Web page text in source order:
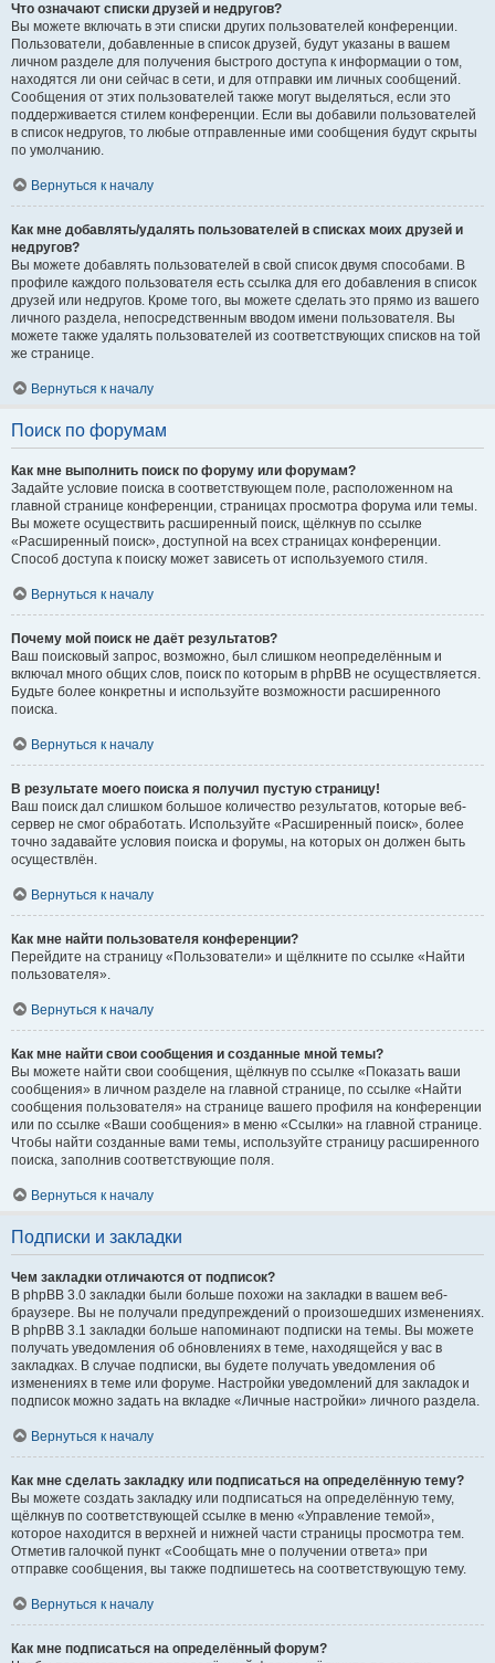
Что означают списки друзей и недругов?
Вы можете включать в эти списки других пользователей конференции.
Пользователи, добавленные в список друзей, будут указаны в вашем
личном разделе для получения быстрого доступа к информации о том,
находятся ли они сейчас в сети, и для отправки им личных сообщений.
Сообщения от этих пользователей также могут выделяться, если это
поддерживается стилем конференции. Если вы добавили пользователей
в список недругов, то любые отправленные ими сообщения будут скрыты
по умолчанию.
Вернуться к началу
Как мне добавлять/удалять пользователей в списках моих друзей и
недругов?
Вы можете добавлять пользователей в свой список двумя способами. В
профиле каждого пользователя есть ссылка для его добавления в список
друзей или недругов. Кроме того, вы можете сделать это прямо из вашего
личного раздела, непосредственным вводом имени пользователя. Вы
можете также удалять пользователей из соответствующих списков на той
же странице.
Вернуться к началу
Поиск по форумам
Как мне выполнить поиск по форуму или форумам?
Задайте условие поиска в соответствующем поле, расположенном на
главной странице конференции, страницах просмотра форума или темы.
Вы можете осуществить расширенный поиск, щёлкнув по ссылке
«Расширенный поиск», доступной на всех страницах конференции.
Способ доступа к поиску может зависеть от используемого стиля.
Вернуться к началу
Почему мой поиск не даёт результатов?
Ваш поисковый запрос, возможно, был слишком неопределённым и
включал много общих слов, поиск по которым в phpBB не осуществляется.
Будьте более конкретны и используйте возможности расширенного
поиска.
Вернуться к началу
В результате моего поиска я получил пустую страницу!
Ваш поиск дал слишком большое количество результатов, которые веб-
сервер не смог обработать. Используйте «Расширенный поиск», более
точно задавайте условия поиска и форумы, на которых он должен быть
осуществлён.
Вернуться к началу
Как мне найти пользователя конференции?
Перейдите на страницу «Пользователи» и щёлкните по ссылке «Найти
пользователя».
Вернуться к началу
Как мне найти свои сообщения и созданные мной темы?
Вы можете найти свои сообщения, щёлкнув по ссылке «Показать ваши
сообщения» в личном разделе на главной странице, по ссылке «Найти
сообщения пользователя» на странице вашего профиля на конференции
или по ссылке «Ваши сообщения» в меню «Ссылки» на главной странице.
Чтобы найти созданные вами темы, используйте страницу расширенного
поиска, заполнив соответствующие поля.
Вернуться к началу
Подписки и закладки
Чем закладки отличаются от подписок?
В phpBB 3.0 закладки были больше похожи на закладки в вашем веб-
браузере. Вы не получали предупреждений о произошедших изменениях.
В phpBB 3.1 закладки больше напоминают подписки на темы. Вы можете
получать уведомления об обновлениях в теме, находящейся у вас в
закладках. В случае подписки, вы будете получать уведомления об
изменениях в теме или форуме. Настройки уведомлений для закладок и
подписок можно задать на вкладке «Личные настройки» личного раздела.
Вернуться к началу
Как мне сделать закладку или подписаться на определённую тему?
Вы можете создать закладку или подписаться на определённую тему,
щёлкнув по соответствующей ссылке в меню «Управление темой»,
которое находится в верхней и нижней части страницы просмотра тем.
Отметив галочкой пункт «Сообщать мне о получении ответа» при
отправке сообщения, вы также подпишетесь на соответствующую тему.
Вернуться к началу
Как мне подписаться на определённый форум?